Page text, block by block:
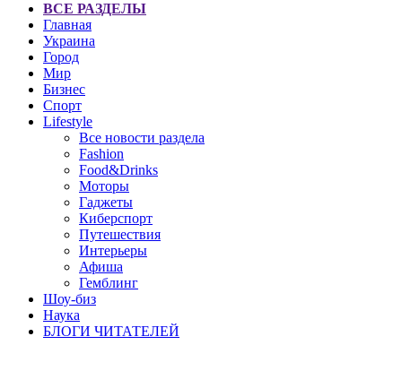
ВСЕ РАЗДЕЛЫ
Главная
Украина
Город
Мир
Бизнес
Спорт
Lifestyle
Все новости раздела
Fashion
Food&Drinks
Моторы
Гаджеты
Киберспорт
Путешествия
Интерьеры
Афиша
Гемблинг
Шоу-биз
Наука
БЛОГИ ЧИТАТЕЛЕЙ